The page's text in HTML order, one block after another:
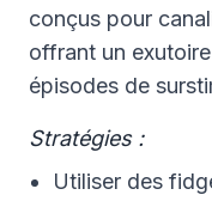
conçus pour
offrant un
épisodes de
Stratégies :
Utiliser des